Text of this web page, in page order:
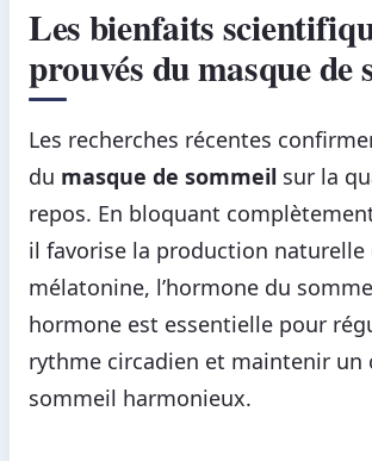
Les bienfaits
prouvés du masque de
Les recherches récentes
du masque de sommeil sur la
repos. En bloquant
il favorise la production naturelle
mélatonine, l’hormone du
hormone est essentielle pour
rythme circadien et maintenir un
sommeil harmonieux.